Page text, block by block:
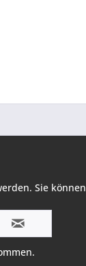
Sie